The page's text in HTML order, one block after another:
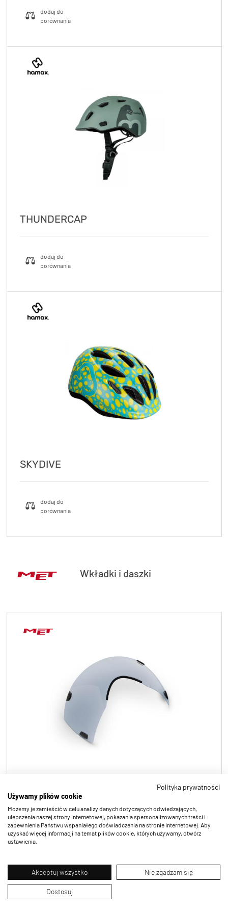
THUNDERCAP
SKYDIVE
Wkładki i daszki
Polityka prywatności
Używamy plików cookie
Możemy je zamieścić w celu analizy danych dotyczących odwiedzających,
ulepszenia naszej strony internetowej, pokazania spersonalizowanych treści i
zapewnienia Państwu wspaniałego doświadczenia na stronie internetowej. Aby
uzyskać więcej informacji na temat plików cookie, których używamy, otwórz
ustawienia.
Akceptuj wszystko Nie zgadzam się
Dostosuj